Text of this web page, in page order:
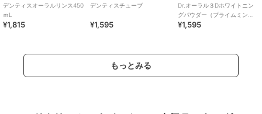
デンティスオーラルリンス450
ｍL
¥1,815
デンティスチューブ
¥1,595
Dr.オーラル３Dホワイトニン
グパウダー（プライムミン
ト）
¥1,595
もっとみる